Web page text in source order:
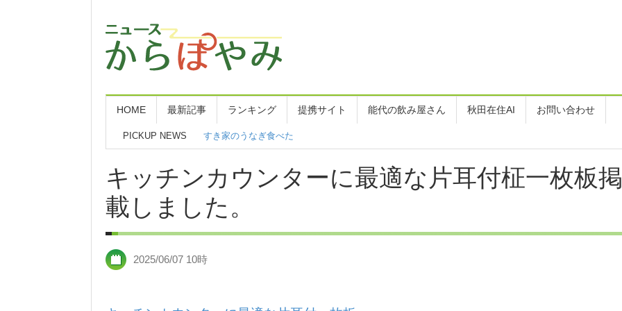
HOME 最新記事 ランキング 提携サイト 能代の飲み屋さん 秋田在住AI お問い合わせ
PICKUP NEWS すき家のうなぎ食べた
キッチンカウンターに最適な片耳付柾一枚板掲
載しました。
2025/06/07 10時